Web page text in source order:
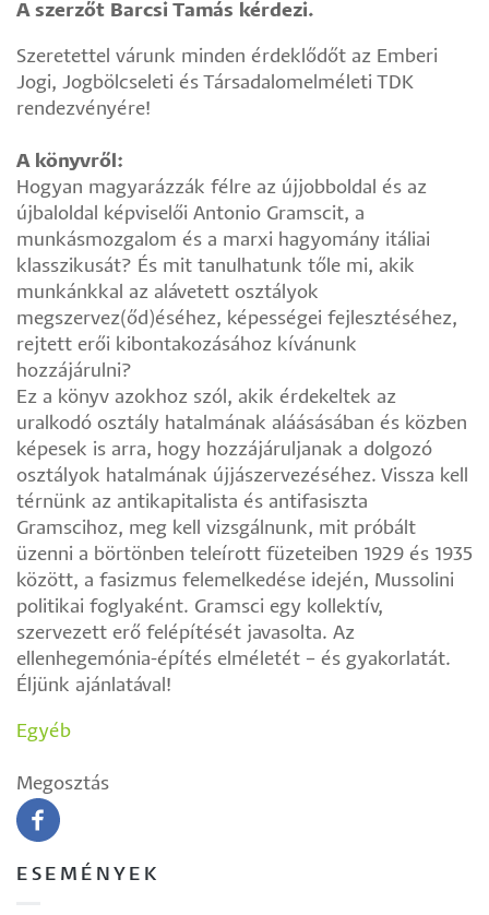
A szerzőt Barcsi Tamás kérdezi.
Szeretettel várunk minden érdeklődőt az Emberi
Jogi, Jogbölcseleti és Társadalomelméleti TDK
rendezvényére!
A könyvről:
Hogyan magyarázzák félre az újjobboldal és az
újbaloldal képviselői Antonio Gramscit, a
munkásmozgalom és a marxi hagyomány itáliai
klasszikusát? És mit tanulhatunk tőle mi, akik
munkánkkal az alávetett osztályok
megszervez(őd)éséhez, képességei fejlesztéséhez,
rejtett erői kibontakozásához kívánunk
hozzájárulni?
Ez a könyv azokhoz szól, akik érdekeltek az
uralkodó osztály hatalmának aláásásában és közben
képesek is arra, hogy hozzájáruljanak a dolgozó
osztályok hatalmának újjászervezéséhez. Vissza kell
térnünk az antikapitalista és antifasiszta
Gramscihoz, meg kell vizsgálnunk, mit próbált
üzenni a börtönben teleírott füzeteiben 1929 és 1935
között, a fasizmus felemelkedése idején, Mussolini
politikai foglyaként. Gramsci egy kollektív,
szervezett erő felépítését javasolta. Az
ellenhegemónia-építés elméletét – és gyakorlatát.
Éljünk ajánlatával!
Egyéb
Megosztás
ESEMÉNYEK